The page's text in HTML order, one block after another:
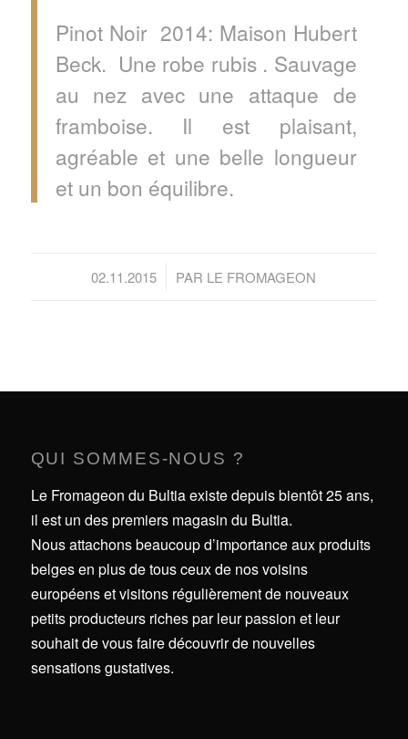
Pinot Noir 2014: Maison Hubert
Beck. Une robe rubis . Sauvage
au nez avec une attaque de
framboise. Il est plaisant,
agréable et une belle longueur
et un bon équilibre.
02.11.2015
/ PAR LE FROMAGEON
QUI SOMMES-NOUS ?
Le Fromageon du Bultia existe depuis bientôt 25 ans,
il est un des premiers magasin du Bultia.
Nous attachons beaucoup d’importance aux produits
belges en plus de tous ceux de nos voisins
européens et visitons régulièrement de nouveaux
petits producteurs riches par leur passion et leur
souhait de vous faire découvrir de nouvelles
sensations gustatives.